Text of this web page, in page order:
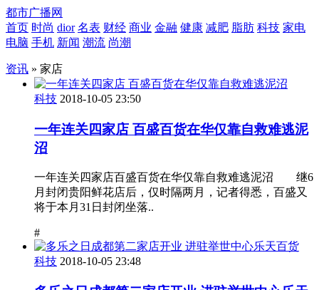
都市广播网
首页 时尚 dior 名表 财经 商业 金融 健康 减肥 脂肪 科技 家电
电脑 手机 新闻 潮流 尚潮
资讯 » 家店
科技 2018-10-05 23:50
一年连关四家店 百盛百货在华仅靠自救难逃泥
沼
一年连关四家店百盛百货在华仅靠自救难逃泥沼 继6
月封闭贵阳鲜花店后，仅时隔两月，记者得悉，百盛又
将于本月31日封闭坐落..
#
科技 2018-10-05 23:48